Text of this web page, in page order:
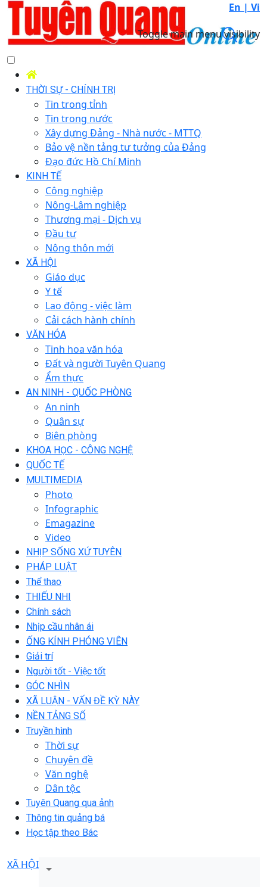
En | Vi
Toggle main menu visibility
THỜI SỰ - CHÍNH TRỊ
Tin trong tỉnh
Tin trong nước
Xây dựng Đảng - Nhà nước - MTTQ
Bảo vệ nền tảng tư tưởng của Đảng
Đạo đức Hồ Chí Minh
KINH TẾ
Công nghiệp
Nông-Lâm nghiệp
Thương mại - Dịch vụ
Đầu tư
Nông thôn mới
XÃ HỘI
Giáo dục
Y tế
Lao động - việc làm
Cải cách hành chính
VĂN HÓA
Tinh hoa văn hóa
Đất và người Tuyên Quang
Ẩm thực
AN NINH - QUỐC PHÒNG
An ninh
Quân sự
Biên phòng
KHOA HỌC - CÔNG NGHỆ
QUỐC TẾ
MULTIMEDIA
Photo
Infographic
Emagazine
Video
NHỊP SỐNG XỨ TUYÊN
PHÁP LUẬT
Thể thao
THIẾU NHI
Chính sách
Nhịp cầu nhân ái
ỐNG KÍNH PHÓNG VIÊN
Giải trí
Người tốt - Việc tốt
GÓC NHÌN
XÃ LUẬN - VẤN ĐỀ KỲ NÀY
NỀN TẢNG SỐ
Truyền hình
Thời sự
Chuyên đề
Văn nghệ
Dân tộc
Tuyên Quang qua ảnh
Thông tin quảng bá
Học tập theo Bác
XÃ HỘI